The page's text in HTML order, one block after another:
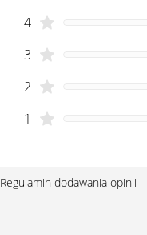
4
3
2
1
Regulamin dodawania opinii